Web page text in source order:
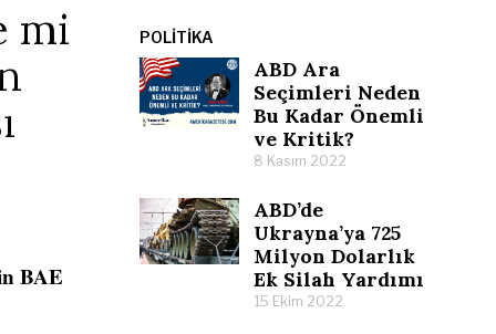
mi
BAE
POLITIKA
ABD Ara
Seçimleri Neden
Bu Kadar Önemli
ve Kritik?
8 Kasım 2022
ABD’de
Ukrayna’ya 725
Milyon Dolarlık
Ek Silah Yardımı
15 Ekim 2022